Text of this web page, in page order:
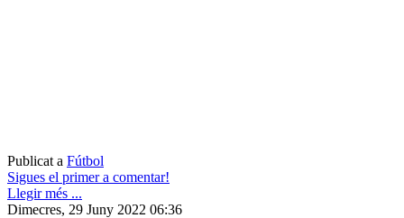
Publicat a Fútbol
Sigues el primer a comentar!
Llegir més ...
Dimecres, 29 Juny 2022 06:36